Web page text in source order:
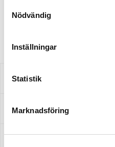
Nödvändig
Inställningar
Statistik
Marknadsföring
Beskrivning
Specifikation